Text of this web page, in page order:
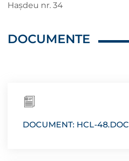
Hașdeu nr. 34
DOCUMENTE
DOCUMENT: HCL-48.DOC